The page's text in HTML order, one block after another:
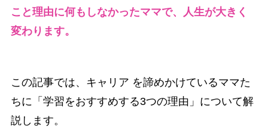
こと理由に何もしなかったママで、人生が大きく
変わります。
この記事では、キャリア を諦めかけているママた
ちに「学習をおすすめする3つの理由」について解
説します。